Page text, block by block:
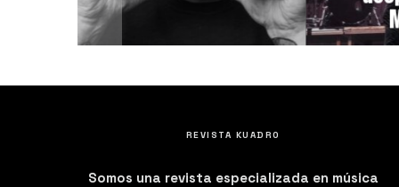
REVISTA KUADRO
Somos una revista especializada en música